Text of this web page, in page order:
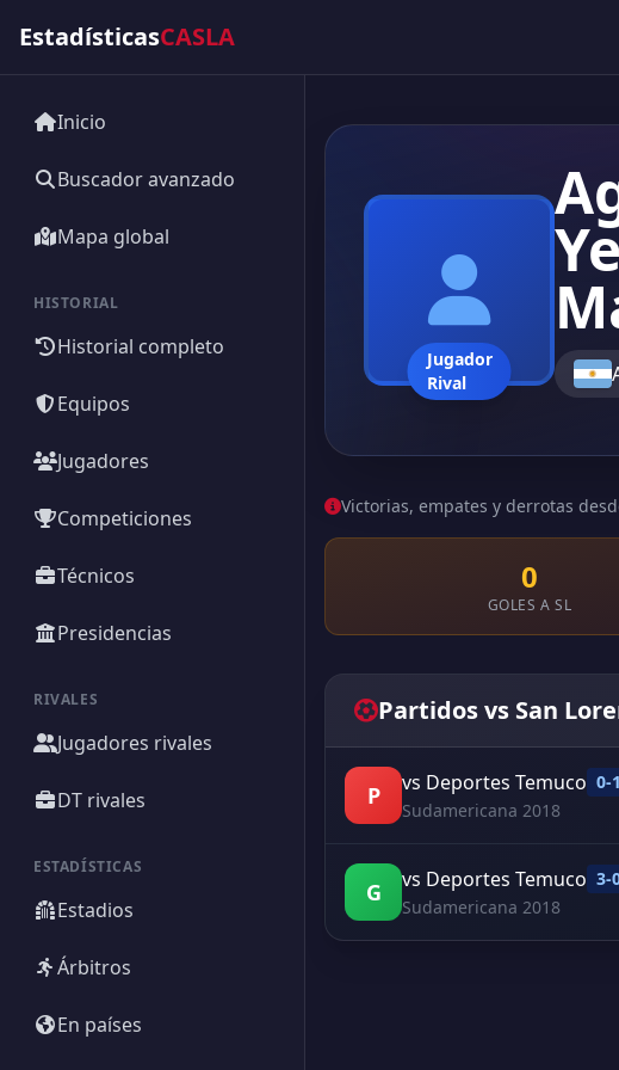
EstadísticasCASLA
Inicio
Buscador avanzado
Mapa global
HISTORIAL
Historial completo
Equipos
Jugadores
Competiciones
Técnicos
Presidencias
RIVALES
Jugadores rivales
DT rivales
ESTADÍSTICAS
Estadios
Árbitros
En países
Jugador
Rival
Victorias, empates y derrotas
0
GOLES A SL
Partidos vs San
P vs Deportes Temuco 0-1
Sudamericana 2018
G vs Deportes Temuco 3-
Sudamericana 2018